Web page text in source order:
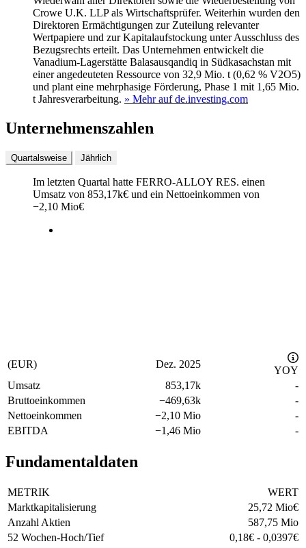
Crowe U.K. LLP als Wirtschaftsprüfer. Weiterhin wurden den
Direktoren Ermächtigungen zur Zuteilung relevanter
Wertpapiere und zur Kapitalaufstockung unter Ausschluss des
Bezugsrechts erteilt. Das Unternehmen entwickelt die
Vanadium‑Lagerstätte Balasausqandiq in Südkasachstan mit
einer angedeuteten Ressource von 32,9 Mio. t (0,62 % V2O5)
und plant eine mehrphasige Förderung, Phase 1 mit 1,65 Mio.
t Jahresverarbeitung. » Mehr auf de.investing.com
Unternehmenszahlen
Quartalsweise Jährlich
Im letzten Quartal hatte FERRO-ALLOY RES. einen
Umsatz von 853,17k€ und ein Nettoeinkommen von
−2,10 Mio€
(EUR) Dez. 2025
YOY
Umsatz
853,17k
-
Bruttoeinkommen
−469,63k
-
Nettoeinkommen
−2,10 Mio
-
EBITDA
−1,46 Mio -
Fundamentaldaten
METRIK
WERT
Marktkapitalisierung
25,72 Mio€
Anzahl Aktien
587,75 Mio
52 Wochen-Hoch/Tief
0,18€ - 0,0397€